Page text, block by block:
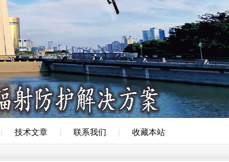
| 技术文章 | 联系我们 | 收藏本站